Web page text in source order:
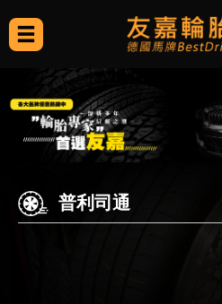
普利司通